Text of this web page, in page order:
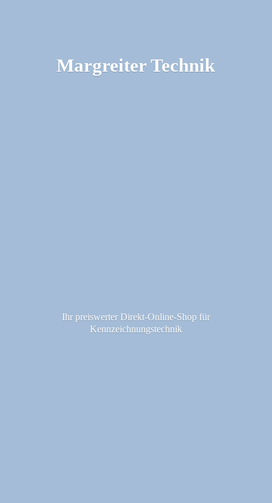
Margreiter Technik
Ihr preiswerter Direkt-Online-Shop für
Kennzeichnungstechnik